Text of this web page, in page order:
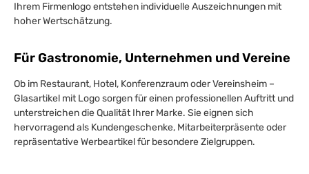
Ihrem Firmenlogo entstehen individuelle Auszeichnungen mit
hoher Wertschätzung.
Für Gastronomie, Unternehmen und Vereine
Ob im Restaurant, Hotel, Konferenzraum oder Vereinsheim –
Glasartikel mit Logo sorgen für einen professionellen Auftritt und
unterstreichen die Qualität Ihrer Marke. Sie eignen sich
hervorragend als Kundengeschenke, Mitarbeiterpräsente oder
repräsentative Werbeartikel für besondere Zielgruppen.